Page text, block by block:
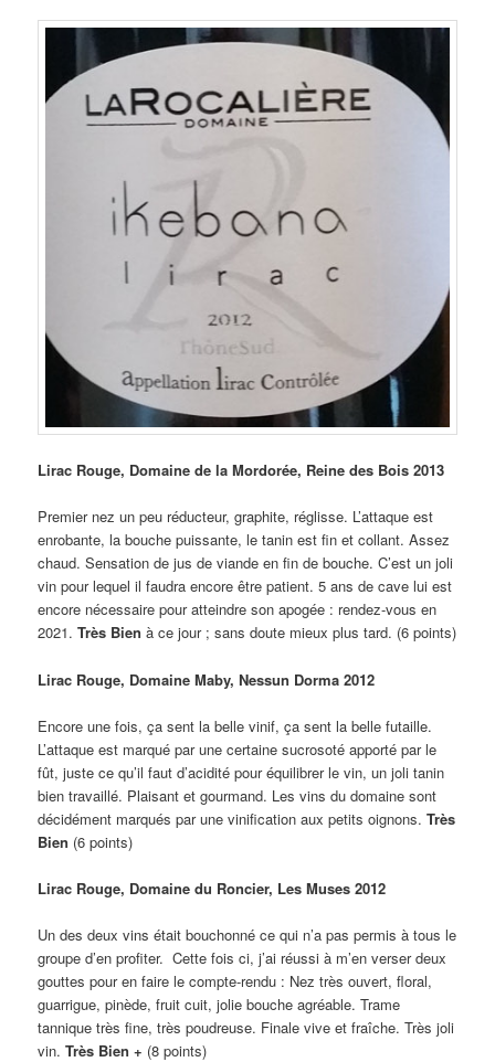
Lirac Rouge, Domaine de la Mordorée, Reine des Bois 2013
Premier nez un peu réducteur, graphite, réglisse. L’attaque est
enrobante, la bouche puissante, le tanin est fin et collant. Assez
chaud. Sensation de jus de viande en fin de bouche. C’est un joli
vin pour lequel il faudra encore être patient. 5 ans de cave lui est
encore nécessaire pour atteindre son apogée : rendez-vous en
2021.Très Bien à ce jour ; sans doute mieux plus tard. (6 points)
Lirac Rouge, Domaine Maby, Nessun Dorma 2012
Encore une fois, ça sent la belle vinif, ça sent la belle futaille.
L’attaque est marqué par une certaine sucrosoté apporté par le
fût, juste ce qu’il faut d’acidité pour équilibrer le vin, un joli tanin
bien travaillé. Plaisant et gourmand. Les vins du domaine sont
décidément marqués par une vinification aux petits oignons.Très
Bien (6 points)
Lirac Rouge, Domaine du Roncier, Les Muses 2012
Un des deux vins était bouchonné ce qui n’a pas permis à tous le
groupe d’en profiter. Cette fois ci, j’ai réussi à m’en verser deux
gouttes pour en faire le compte-rendu : Nez très ouvert, floral,
guarrigue, pinède, fruit cuit, jolie bouche agréable. Trame
tannique très fine, très poudreuse. Finale vive et fraîche. Très joli
vin.Très Bien + (8 points)